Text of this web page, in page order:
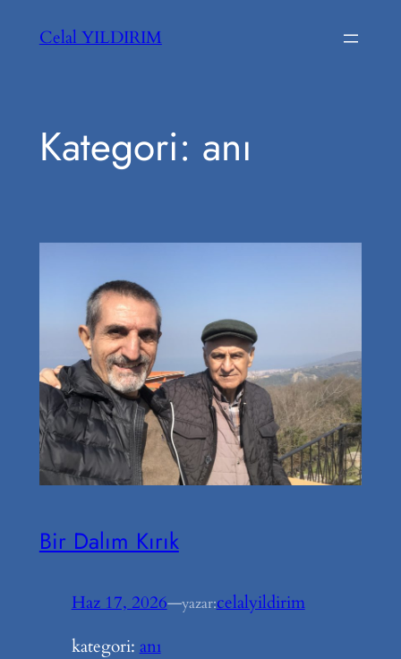
Celal YILDIRIM
Kategori: anı
Bir Dalım Kırık
Haz 17, 2026—yazar:celalyildirim
kategori: anı